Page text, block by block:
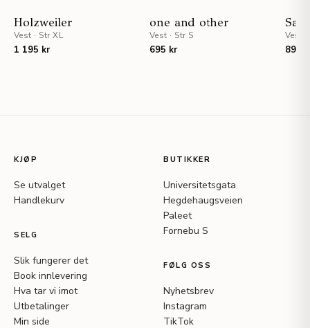
Holzweiler
Vest · Str XL
1 195 kr
one and other
Vest · Str S
695 kr
Vest
895
KJØP
Se utvalget
Handlekurv
SELG
Slik fungerer det
Book innlevering
Hva tar vi imot
Utbetalinger
Min side
BUTIKKER
Universitetsgata
Hegdehaugsveien
Paleet
Fornebu S
FØLG OSS
Nyhetsbrev
Instagram
TikTok